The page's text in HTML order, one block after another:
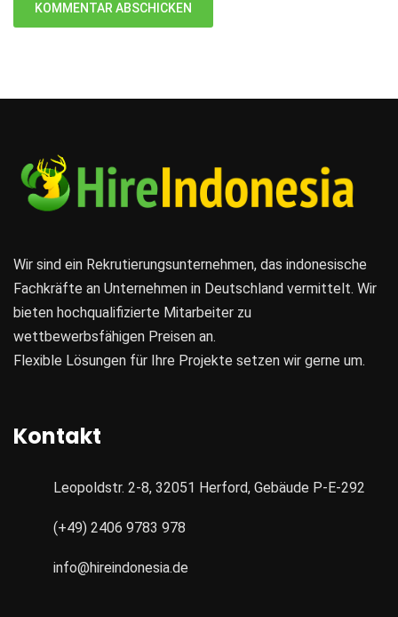
Wir sind ein Rekrutierungsunternehmen, das indonesische
Fachkräfte an Unternehmen in Deutschland vermittelt. Wir
bieten hochqualifizierte Mitarbeiter zu
wettbewerbsfähigen Preisen an.
Flexible Lösungen für Ihre Projekte setzen wir gerne um.
Kontakt
Leopoldstr. 2-8, 32051 Herford, Gebäude P-E-292
(+49) 2406 9783 978
info@hireindonesia.de